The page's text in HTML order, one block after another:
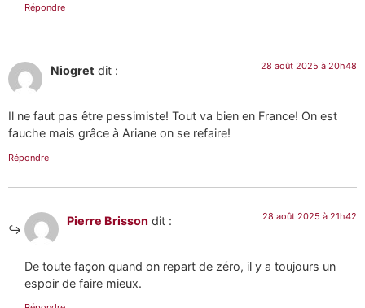
Répondre
Niogret dit : 28 août 2025 à 20h48
Il ne faut pas être pessimiste! Tout va bien en France! On est
fauche mais grâce à Ariane on se refaire!
Répondre
Pierre Brisson dit : 28 août 2025 à 21h42
De toute façon quand on repart de zéro, il y a toujours un
espoir de faire mieux.